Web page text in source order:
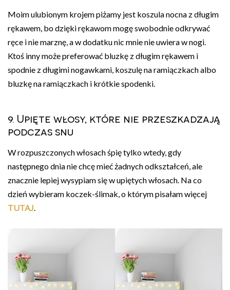
Moim ulubionym krojem piżamy jest koszula nocna z długim
rękawem, bo dzięki rękawom mogę swobodnie odkrywać
ręce i nie marznę, a w dodatku nic mnie nie uwiera w nogi.
Ktoś inny może preferować bluzkę z długim rękawem i
spodnie z długimi nogawkami, koszulę na ramiączkach albo
bluzkę na ramiączkach i krótkie spodenki.
9. Upięte włosy, które nie przeszkadzają
podczas snu
W rozpuszczonych włosach śpię tylko wtedy, gdy
następnego dnia nie chcę mieć żadnych odkształceń, ale
znacznie lepiej wysypiam się w upiętych włosach. Na co
dzień wybieram koczek-ślimak, o którym pisałam więcej
TUTAJ.